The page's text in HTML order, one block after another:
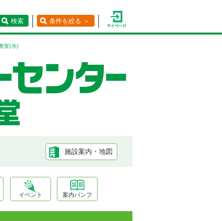
検索 条件を絞る ＞
室(水)
施設案内・地図
イベント 案内パンフ